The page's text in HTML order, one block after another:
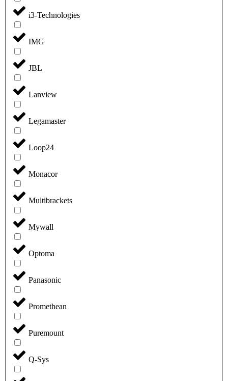
i3-Technologies
IMG
JBL
Lanview
Legamaster
Loop24
Monacor
Multibrackets
Mywall
Optoma
Panasonic
Promethean
Puremount
Q-Sys